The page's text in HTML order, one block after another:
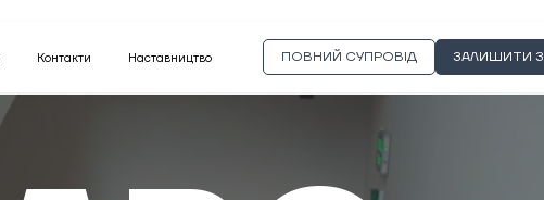
Контакти Наставництво ПОВНИЙ СУПРОВІД ЗАЛИШИТИ